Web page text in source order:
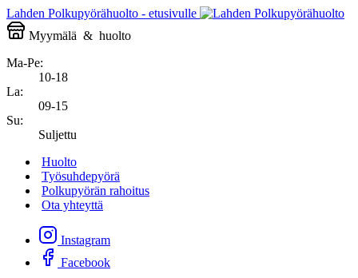
Lahden Polkupyörähuolto - etusivulle
Myymälä & huolto
Ma-Pe:
10-18
La:
09-15
Su:
Suljettu
Huolto
Työsuhdepyörä
Polkupyörän rahoitus
Ota yhteyttä
Instagram
Facebook